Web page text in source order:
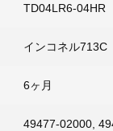
TD04LR6-04HR
インコネル713C
6ヶ月
49477-02000,